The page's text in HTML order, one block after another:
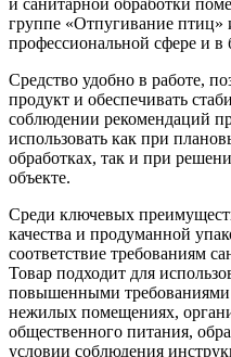
группе «Отпугивание птиц»
профессиональной сфере и в
Средство удобно в работе,
продукт и обеспечивать
соблюдении рекомендаций
использовать как при
обработках, так и при
объекте.
Среди ключевых
качества и продуманной
соответствие требованиям
Товар подходит для
повышенными
нежилых помещениях,
общественного питания,
условии соблюдения